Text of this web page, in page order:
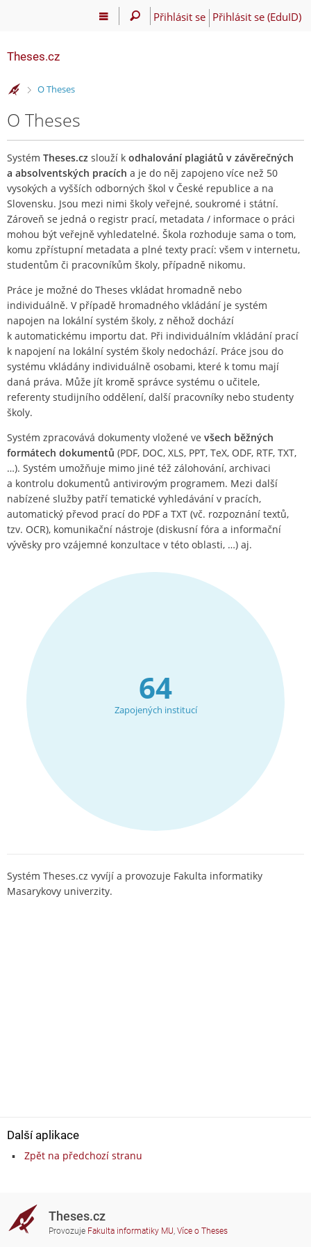
Přihlásit se Přihlásit se (EduID)
Theses.cz
>
O Theses
O Theses
Systém Theses.cz slouží k odhalování plagiátů v závěrečných
a absolventských pracích a je do něj zapojeno více než 50
vysokých a vyšších odborných škol v České republice a na
Slovensku. Jsou mezi nimi školy veřejné, soukromé i státní.
Zároveň se jedná o registr prací, metadata / informace o práci
mohou být veřejně vyhledatelné. Škola rozhoduje sama o tom,
komu zpřístupní metadata a plné texty prací: všem v internetu,
studentům či pracovníkům školy, případně nikomu.
Práce je možné do Theses vkládat hromadně nebo
individuálně. V případě hromadného vkládání je systém
napojen na lokální systém školy, z něhož dochází
k automatickému importu dat. Při individuálním vkládání prací
k napojení na lokální systém školy nedochází. Práce jsou do
systému vkládány individuálně osobami, které k tomu mají
daná práva. Může jít kromě správce systému o učitele,
referenty studijního oddělení, další pracovníky nebo studenty
školy.
Systém zpracovává dokumenty vložené ve všech běžných
formátech dokumentů (PDF, DOC, XLS, PPT, TeX, ODF, RTF, TXT,
…). Systém umožňuje mimo jiné též zálohování, archivaci
a kontrolu dokumentů antivirovým programem. Mezi další
nabízené služby patří tematické vyhledávání v pracích,
automatický převod prací do PDF a TXT (vč. rozpoznání textů,
tzv. OCR), komunikační nástroje (diskusní fóra a informační
vývěsky pro vzájemné konzultace v této oblasti, …) aj.
64
Zapojených institucí
Systém Theses.cz vyvíjí a provozuje Fakulta informatiky
Masarykovy univerzity.
Další aplikace
Zpět na předchozí stranu
Theses.cz
Provozuje Fakulta informatiky MU, Více o Theses